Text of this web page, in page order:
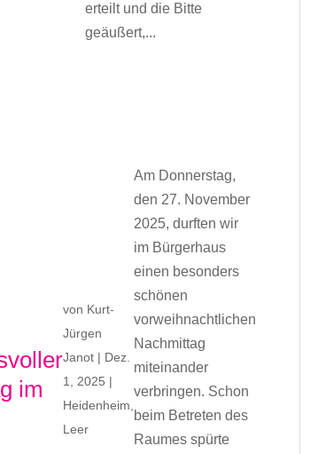
erteilt und die Bitte
geäußert,...
im
von Kurt-
Jürgen
Janot | Dez.
1, 2025 |
Heidenheim
Leer
Am Donnerstag,
den 27. November
2025, durften wir
im Bürgerhaus
einen besonders
schönen
vorweihnachtlichen
Nachmittag
miteinander
verbringen. Schon
beim Betreten des
Raumes spürte